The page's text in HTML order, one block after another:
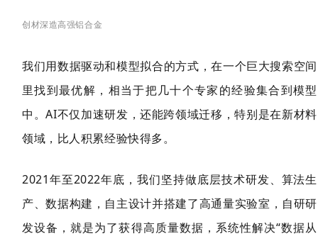
创材深造高强铝合金
我们用数据驱动和模型拟合的方式，在一个巨大搜索空间
里找到最优解，相当于把几十个专家的经验集合到模型
中。AI不仅加速研发，还能跨领域迁移，特别是在新材料
领域，比人积累经验快得多。
2021年至2022年底，我们坚持做底层技术研发、算法生
产、数据构建，自主设计并搭建了高通量实验室，自研研
发设备，就是为了获得高质量数据，系统性解决“数据从